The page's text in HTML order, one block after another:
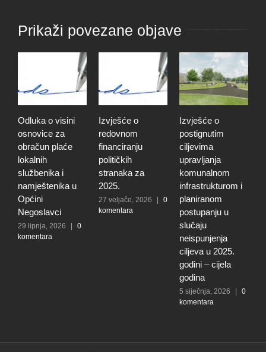
Prikaži povezane objave
Odluka o visini
osnovice za
obračun plaće
lokalnih
službenika i
namještenika u
Općini
Negoslavci
29 lipnja, 2026
0
komentara
Izvješće o
redovnom
financiranju
političkih
stranaka za
2025.
27 veljače, 2026
0
komentara
Izvješće o
postignutim
ciljevima
upravljanja
komunalnom
infrastrukturom i
planiranom
postupanju u
slučaju
neispunjenja
ciljeva u 2025.
godini – cijela
godina
5 siječnja, 2026
0
komentara